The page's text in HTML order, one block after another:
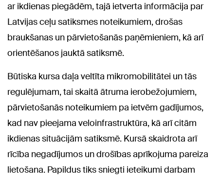
ar ikdienas piegādēm, tajā ietverta informācija par
Latvijas ceļu satiksmes noteikumiem, drošas
braukšanas un pārvietošanās paņēmieniem, kā arī
orientēšanos jauktā satiksmē.
Būtiska kursa daļa veltīta mikromobilitātei un tās
regulējumam, tai skaitā ātruma ierobežojumiem,
pārvietošanās noteikumiem pa ietvēm gadījumos,
kad nav pieejama veloinfrastruktūra, kā arī citām
ikdienas situācijām satiksmē. Kursā skaidrota arī
rīcība negadījumos un drošības aprīkojuma pareiza
lietošana. Papildus tiks sniegti ieteikumi darbam